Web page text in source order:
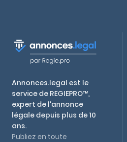
Annonces.legal est le
service de REGIEPRO™,
expert de l'annonce
légale depuis plus de 10
ans.
Publiez en toute